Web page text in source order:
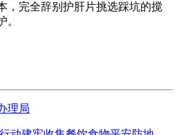
，完全辞别护肝片挑选踩坑的搅
。
理局